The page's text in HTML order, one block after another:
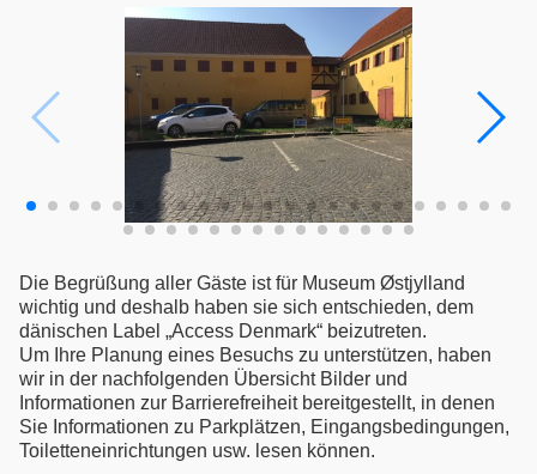
Die Begrüßung aller Gäste ist für Museum Østjylland
wichtig und deshalb haben sie sich entschieden, dem
dänischen Label „Access Denmark“ beizutreten.
Um Ihre Planung eines Besuchs zu unterstützen, haben
wir in der nachfolgenden Übersicht Bilder und
Informationen zur Barrierefreiheit bereitgestellt, in denen
Sie Informationen zu Parkplätzen, Eingangsbedingungen,